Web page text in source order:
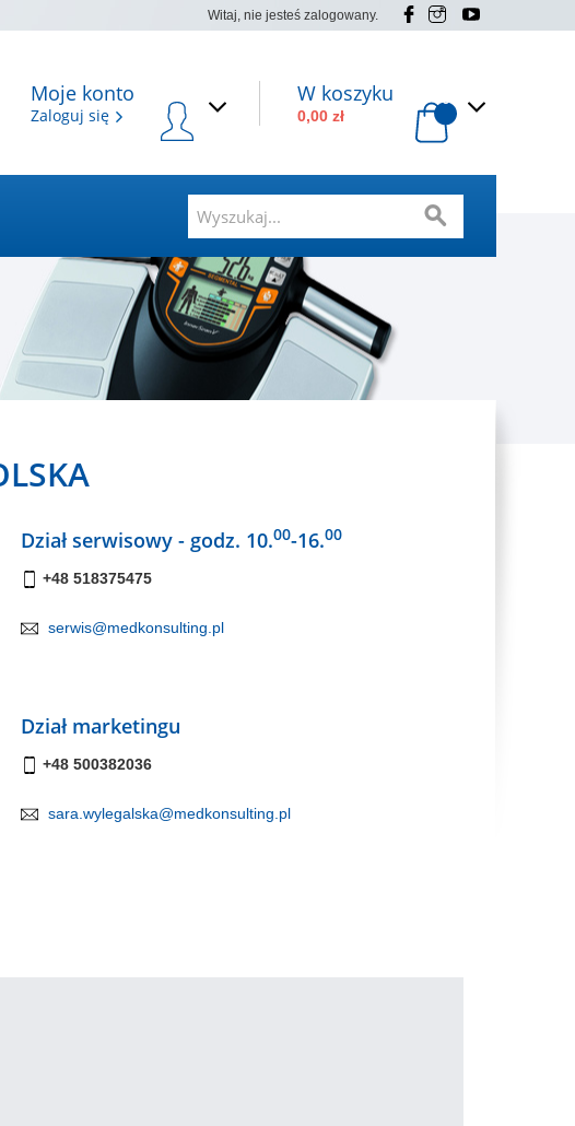
Witaj, nie jesteś zalogowany.
Moje konto
Zaloguj się
W koszyku
0,00 zł
0
Dział serwisowy - godz. 10.00-16.00
+48 518375475
serwis@medkonsulting.pl
Dział marketingu
+48 500382036
sara.wylegalska@medkonsulting.pl